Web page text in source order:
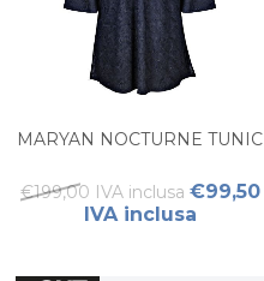
MARYAN NOCTURNE TUNIC
€199,00 IVA inclusa €99,50
IVA inclusa